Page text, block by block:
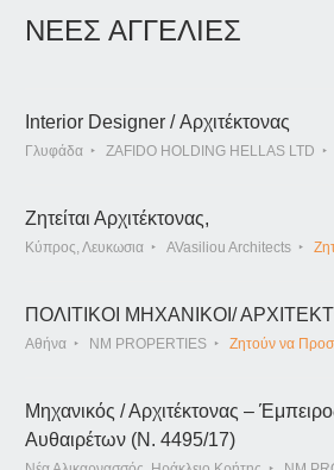
ΝΕΕΣ ΑΓΓΕΛΙΕΣ
Interior Designer / Αρχιτέκτονας
Γλυφάδα ZAFIDO HOLDING HELLAS LTD
Ζητείται Αρχιτέκτονας,
Κύπρος, Λευκωσια AVasiliou Architects
ΠΟΛΙΤΙΚΟΙ ΜΗΧΑΝΙΚΟΙ/
Αθήνα NM PROPERTIES Ζητούν να
Μηχανικός / Αρχιτέκτονας –
Αυθαιρέτων (Ν. 4495/17)